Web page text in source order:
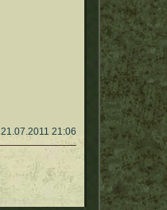
21.07.2011 21:06